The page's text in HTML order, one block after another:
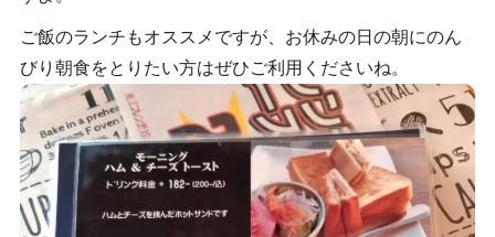
ご飯のランチもオススメですが、お休みの日の朝にのん
びり朝食をとりたい方はぜひご利用くださいね。